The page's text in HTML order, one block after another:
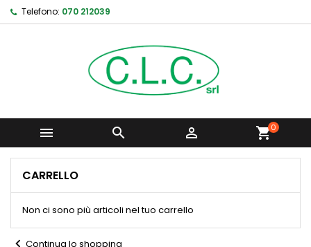
Telefono: 070 212039
   shopping_cart0
CARRELLO
Non ci sono più articoli nel tuo carrello
chevron_left Continua lo shopping